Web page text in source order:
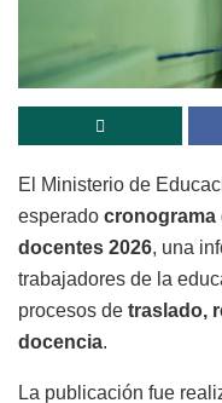
El Ministerio de
esperado cronograma
docentes 2026, una
trabajadores de la
procesos de traslado,
docencia.
La publicación fue